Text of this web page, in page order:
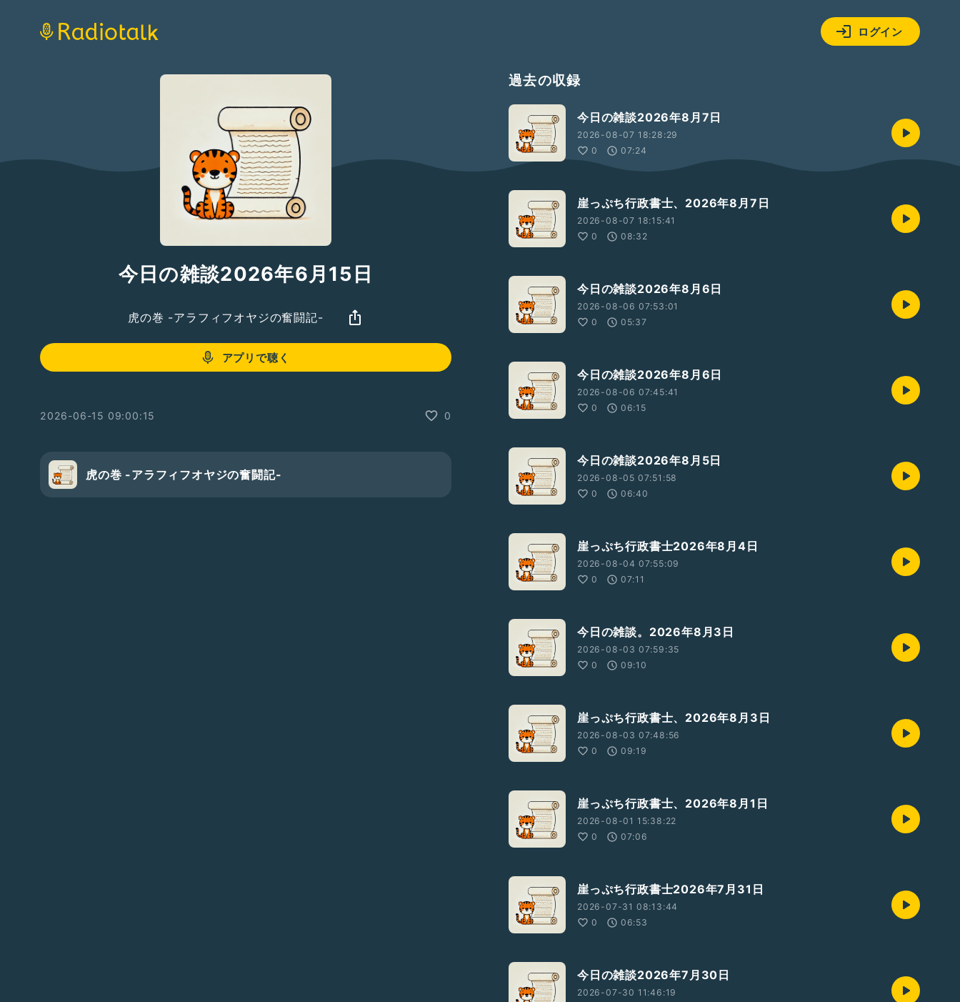
ログイン
今日の雑談2026年6月15日
虎の巻 -アラフィフオヤジの奮闘記-
アプリで聴く
2026-06-15 09:00:15 0
虎の巻 -アラフィフオヤジの奮闘記-
過去の収録
今日の雑談2026年8月7日
2026-08-07 18:28:29
0
07:24
崖っぷち行政書士、2026年8月7日
2026-08-07 18:15:41
0
08:32
今日の雑談2026年8月6日
2026-08-06 07:53:01
0
05:37
今日の雑談2026年8月6日
2026-08-06 07:45:41
0
06:15
今日の雑談2026年8月5日
2026-08-05 07:51:58
0
06:40
崖っぷち行政書士2026年8月4日
2026-08-04 07:55:09
0
07:11
今日の雑談。2026年8月3日
2026-08-03 07:59:35
0
09:10
崖っぷち行政書士、2026年8月3日
2026-08-03 07:48:56
0
09:19
崖っぷち行政書士、2026年8月1日
2026-08-01 15:38:22
0
07:06
崖っぷち行政書士2026年7月31日
2026-07-31 08:13:44
0
06:53
今日の雑談2026年7月30日
2026-07-30 11:46:19